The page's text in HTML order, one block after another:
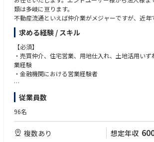
知識を共有する。
エスカレーション管理およびファブ／サイトでの日
て、ローカルのアカウントチームエンジニアを指導
スカレーションに至っていない課題への対応を支援
の未然防止に貢献する。
ビジネス上の必要性に応じて、PM／BD／Salesと連
技術ロードマップを理解し、装置停止時間の削減や
の短縮を通じて、システム全体の生産性および効率
く。
顧客に対して、会社を代表する立場としてプロフェ
る。会社の製品ラインおよびFKMに関する知識を活
ズが確認された際には、既存顧客および潜在顧客に
る。
類は多岐に亘ります。
不動産流通といえば仲介業がメジャーですが、近年
ており同社では不動産売買を通じて様々な課題解決
これまでのご経歴により、エンドユーザー様向けの
売、不動産用地仕入れ等メインでご担当頂く業務を
の課題に応じて何でもできるのが同社の強みです。
求める経験 / スキル
【必須】
・売買仲介、住宅営業、用地仕入れ、土地活用い
業経験
・金融機関における営業経験者
※管理監督職の場合
・メンバーマネジメントの経験
【歓迎】
従業員数
96名
複数あり 想定年収